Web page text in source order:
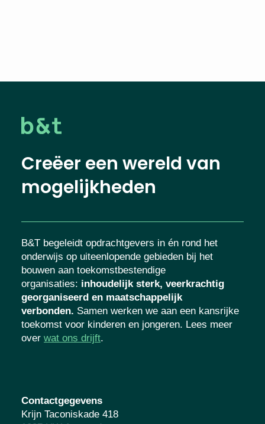
Creëer een wereld van
mogelijkheden
B&T begeleidt opdrachtgevers in én rond het
onderwijs op uiteenlopende gebieden bij het
bouwen aan toekomstbestendige
organisaties: inhoudelijk sterk, veerkrachtig
georganiseerd en maatschappelijk
verbonden. Samen werken we aan een kansrijke
toekomst voor kinderen en jongeren. Lees meer
over wat ons drijft.
Contactgegevens
Krijn Taconiskade 418